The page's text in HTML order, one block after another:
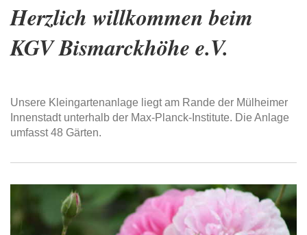
Herzlich willkommen beim
KGV Bismarckhöhe e.V.
Unsere Kleingartenanlage liegt am Rande der Mülheimer
Innenstadt unterhalb der Max-Planck-Institute. Die Anlage
umfasst 48 Gärten.